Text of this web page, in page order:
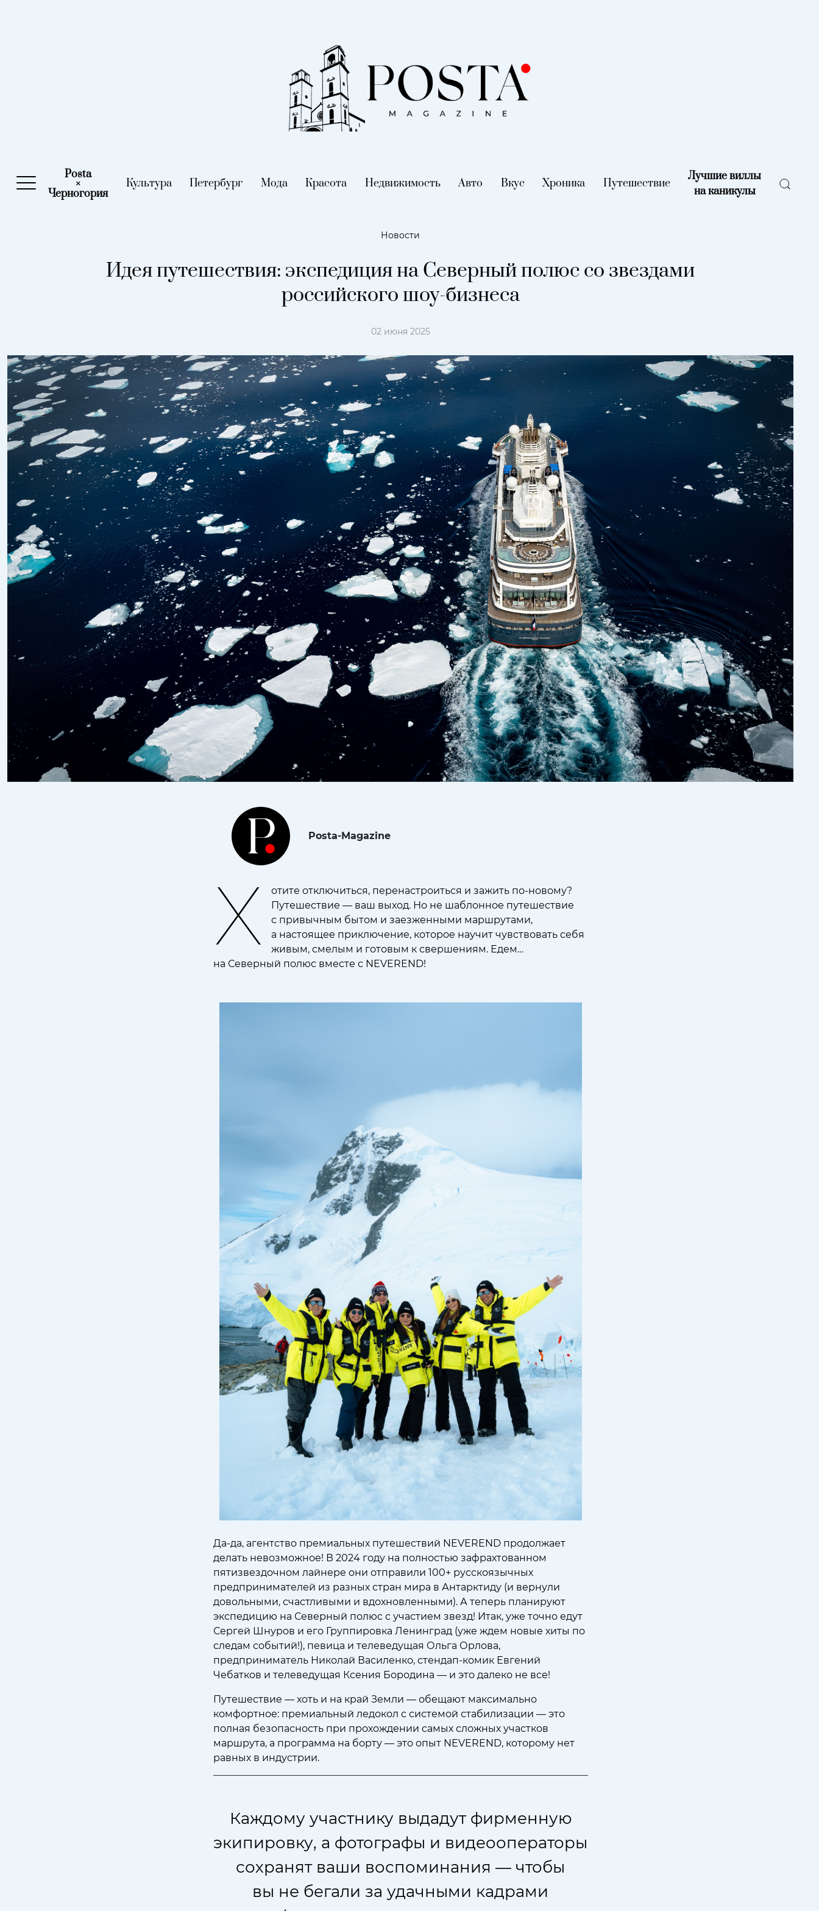
Posta
×
Черногория(current)
Культура(current)
Петербург (current)
Мода(current)
Красота (current)
Недвижимость(current)
Авто (current)
Вкус (current)
Хроника (current)
Путешествие(current)
Лучшие виллы
на каникулы(current)
Новости
Идея путешествия: экспедиция на Северный полюс со звездами
российского шоу-бизнеса
02 июня 2025
Posta-Magazine
Х
отите отключиться, перенастроиться и зажить по-новому?
Путешествие — ваш выход. Но не шаблонное путешествие
с привычным бытом и заезженными маршрутами,
а настоящее приключение, которое научит чувствовать себя
живым, смелым и готовым к свершениям. Едем…
на Северный полюс вместе с NEVEREND!
Да-да, агентство премиальных путешествий NEVEREND продолжает
делать невозможное! В 2024 году на полностью зафрахтованном
пятизвездочном лайнере они отправили 100+ русскоязычных
предпринимателей из разных стран мира в Антарктиду (и вернули
довольными, счастливыми и вдохновленными). А теперь планируют
экспедицию на Северный полюс с участием звезд! Итак, уже точно едут
Сергей Шнуров и его Группировка Ленинград (уже ждем новые хиты по
следам событий!), певица и телеведущая Ольга Орлова,
предприниматель Николай Василенко, стендап-комик Евгений
Чебатков и телеведущая Ксения Бородина — и это далеко не все!
Путешествие — хоть и на край Земли — обещают максимально
комфортное: премиальный ледокол с системой стабилизации — это
полная безопасность при прохождении самых сложных участков
маршрута, а программа на борту — это опыт NEVEREND, которому нет
равных в индустрии.
Каждому участнику выдадут фирменную
экипировку, а фотографы и видеооператоры
сохранят ваши воспоминания — чтобы
вы не бегали за удачными кадрами